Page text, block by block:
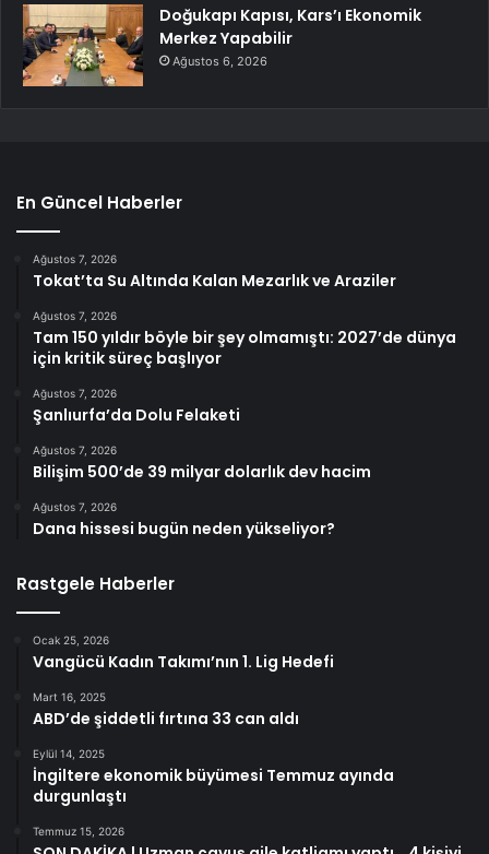
Doğukapı Kapısı, Kars’ı Ekonomik
Merkez Yapabilir
Ağustos 6, 2026
En Güncel Haberler
Ağustos 7, 2026
Tokat’ta Su Altında Kalan Mezarlık ve Araziler
Ağustos 7, 2026
Tam 150 yıldır böyle bir şey olmamıştı: 2027’de dünya
için kritik süreç başlıyor
Ağustos 7, 2026
Şanlıurfa’da Dolu Felaketi
Ağustos 7, 2026
Bilişim 500’de 39 milyar dolarlık dev hacim
Ağustos 7, 2026
Dana hissesi bugün neden yükseliyor?
Rastgele Haberler
Ocak 25, 2026
Vangücü Kadın Takımı’nın 1. Lig Hedefi
Mart 16, 2025
ABD’de şiddetli fırtına 33 can aldı
Eylül 14, 2025
İngiltere ekonomik büyümesi Temmuz ayında
durgunlaştı
Temmuz 15, 2026